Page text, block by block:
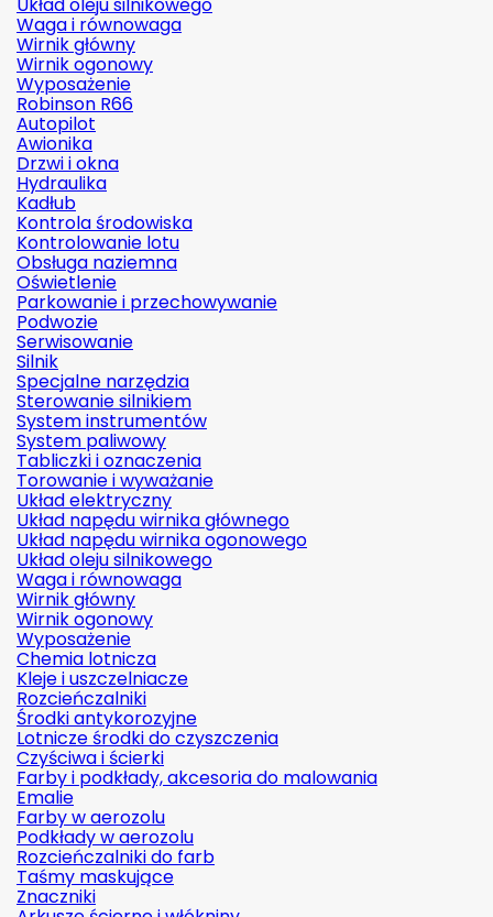
Waga i równowaga
Wirnik główny
Wirnik ogonowy
Wyposażenie
Robinson R66
Autopilot
Awionika
Drzwi i okna
Hydraulika
Kadłub
Kontrola środowiska
Kontrolowanie lotu
Obsługa naziemna
Oświetlenie
Parkowanie i przechowywanie
Podwozie
Serwisowanie
Silnik
Specjalne narzędzia
Sterowanie silnikiem
System instrumentów
System paliwowy
Tabliczki i oznaczenia
Torowanie i wyważanie
Układ elektryczny
Układ napędu wirnika głównego
Układ napędu wirnika ogonowego
Układ oleju silnikowego
Waga i równowaga
Wirnik główny
Wirnik ogonowy
Wyposażenie
Chemia lotnicza
Kleje i uszczelniacze
Rozcieńczalniki
Środki antykorozyjne
Lotnicze środki do czyszczenia
Czyściwa i ścierki
Farby i podkłady, akcesoria do malowania
Emalie
Farby w aerozolu
Podkłady w aerozolu
Rozcieńczalniki do farb
Taśmy maskujące
Znaczniki